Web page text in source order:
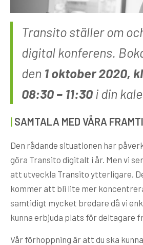
Transito ställer om
digital konferens.
den 1 oktober 2020,
08:30 – 11:30 i din
| SAMTALA MED VÅRA
Den rådande situationen har
göra Transito digitalt i år. Men vi
att utveckla Transito ytterligare.
kommer att bli lite mer
samtidigt mycket bredare då vi
kunna erbjuda plats för deltagare
Vår förhoppning är att du ska